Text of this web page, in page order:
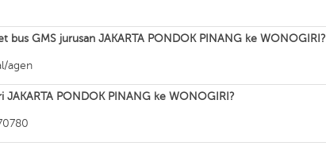
bus GMS jurusan JAKARTA PONDOK PINANG ke WONOGIRI?
agen
JAKARTA PONDOK PINANG ke WONOGIRI?